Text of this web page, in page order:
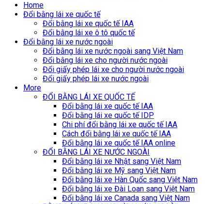
Home
Đổi bằng lái xe quốc tế
Đổi bằng lái xe quốc tế IAA
Đổi bằng lái xe ô tô quốc tế
Đổi bằng lái xe nước ngoài
Đổi bằng lái xe nước ngoài sang Việt Nam
Đổi bằng lái xe cho người nước ngoài
Đổi giấy phép lái xe cho người nước ngoài
Đổi giấy phép lái xe nước ngoài
More
ĐỔI BẰNG LÁI XE QUỐC TẾ
Đổi bằng lái xe quốc tế IAA
Đổi bằng lái xe quốc tế IDP
Chi phí đổi bằng lái xe quốc tế IAA
Cách đổi bằng lái xe quốc tế IAA
Đổi bằng lái xe quốc tế IAA online
ĐỔI BẰNG LÁI XE NƯỚC NGOÀI
Đổi bằng lái xe Nhật sang Việt Nam
Đổi bằng lái xe Mỹ sang Việt Nam
Đổi bằng lái xe Hàn Quốc sang Việt Nam
Đổi bằng lái xe Đài Loan sang Việt Nam
Đổi bằng lái xe Canada sang Việt Nam